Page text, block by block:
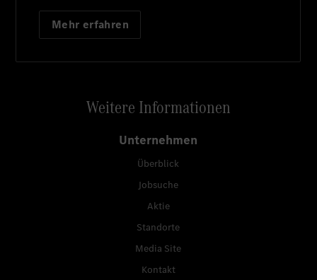
Mehr erfahren
Weitere Informationen
Unternehmen
Überblick
Jobsuche
Aktie
Standorte
Media Site
Kontakt